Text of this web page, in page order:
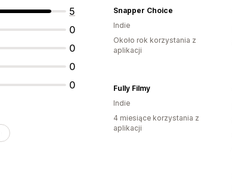
5
0
0
0
0
Snapper Choice
Indie
Około rok korzystania z
aplikacji
Fully Filmy
Indie
4 miesiące korzystania z
aplikacji